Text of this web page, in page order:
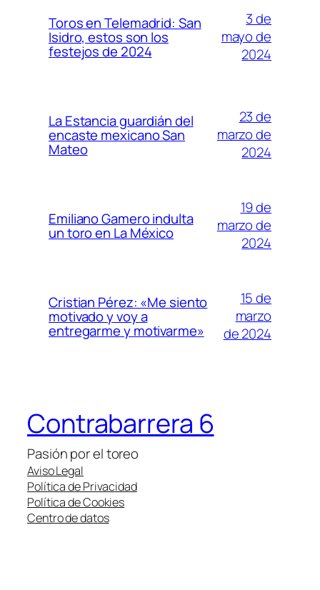
Toros en Telemadrid: San
Isidro, estos son los
festejos de 2024
3 de
mayo de
2024
La Estancia guardián del
encaste mexicano San
Mateo
23 de
marzo de
2024
Emiliano Gamero indulta
un toro en La México
19 de
marzo de
2024
Cristian Pérez: «Me siento
motivado y voy a
entregarme y motivarme»
15 de
marzo
de 2024
Contrabarrera 6
Pasión por el toreo
Aviso Legal
Política de Privacidad
Política de Cookies
Centro de datos